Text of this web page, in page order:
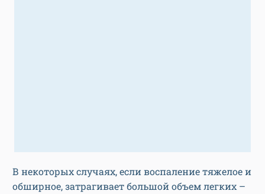
В некоторых случаях, если воспаление тяжелое и
обширное, затрагивает большой объем легких –